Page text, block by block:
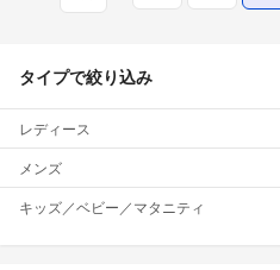
タイプで絞り込み
レディース
メンズ
キッズ／ベビー／マタニティ